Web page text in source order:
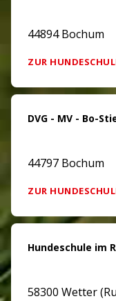
44894 Bochum
ZUR
DVG - MV - Bo-
44797 Bochum
ZUR
Hundeschule im
58300 Wetter